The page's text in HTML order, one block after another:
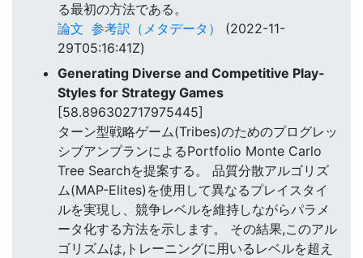
る最初の方法である。
論文 参考訳（メタデータ）
(2022-11-
29T05:16:41Z)
Generating Diverse and Competitive Play-
Styles for Strategy Games
[58.896302717975445]
ターン型戦略ゲーム(Tribes)のためのプログレッ
シブアンプランによるPortfolio Monte Carlo
Tree Searchを提案する。 品質分散アルゴリズ
ム(MAP-Elites)を使用して異なるプレイスタイ
ルを実現し、競争レベルを維持しながらパラメ
ータ化する方法を示します。 その結果,このアル
ゴリズムは,トレーニングに用いるレベルを超え